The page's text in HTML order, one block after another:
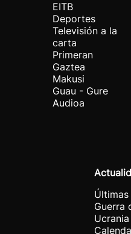
EITB
Deportes
Televisión a la
carta
Primeran
Gaztea
Makusi
Guau - Gure
Audioa
Guerra
Ucrania